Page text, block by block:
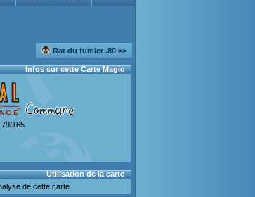
Rat du fumier .80 >>
Infos sur cette Carte Magic
79/165
Utilisation de la carte
de cette carte